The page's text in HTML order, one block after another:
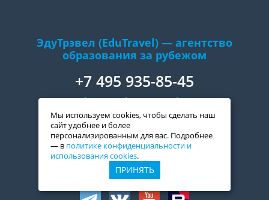
ЭдуТрэвел (EduTravel) — агентство
образования за рубежом
+7 495 935-85-45
edu@edutravel.ru
Telegram
Присоединяйтесь к нам:
Мы используем cookies, чтобы сделать наш
сайт удобнее и более
персонализированным для вас. Подробнее
— в политике конфиденциальности и
использования cookies.
ПРИНЯТЬ